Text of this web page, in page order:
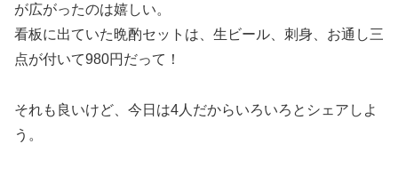
が広がったのは嬉しい。
看板に出ていた晩酌セットは、生ビール、刺身、お通し三
点が付いて980円だって！
それも良いけど、今日は4人だからいろいろとシェアしよ
う。